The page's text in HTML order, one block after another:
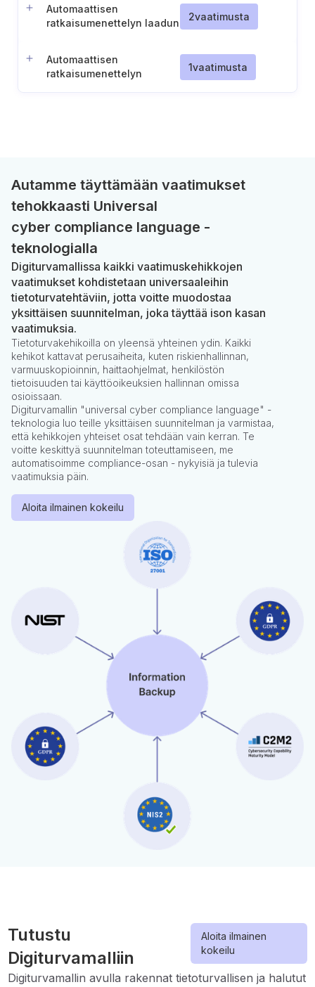
Automaattisen
ratkaisumenettelyn laadun
2vaatimusta
Automaattisen
ratkaisumenettelyn
1vaatimusta
Autamme täyttämään vaatimukset
tehokkaasti Universal
cyber compliance language -
teknologialla
Digiturvamallissa kaikki vaatimuskehikkojen
vaatimukset kohdistetaan universaaleihin
tietoturvatehtäviin, jotta voitte muodostaa
yksittäisen suunnitelman, joka täyttää ison kasan
vaatimuksia.
Tietoturvakehikoilla on yleensä yhteinen ydin. Kaikki
kehikot kattavat perusaiheita, kuten riskienhallinnan,
varmuuskopioinnin, haittaohjelmat, henkilöstön
tietoisuuden tai käyttöoikeuksien hallinnan omissa
osioissaan.
Digiturvamallin "universal cyber compliance language" -
teknologia luo teille yksittäisen suunnitelman ja varmistaa,
että kehikkojen yhteiset osat tehdään vain kerran. Te
voitte keskittyä suunnitelman toteuttamiseen, me
automatisoimme compliance-osan - nykyisiä ja tulevia
vaatimuksia päin.
Aloita ilmainen kokeilu
Tutustu
Digiturvamalliin
Aloita ilmainen
kokeilu
Digiturvamallin avulla rakennat tietoturvallisen ja halutut